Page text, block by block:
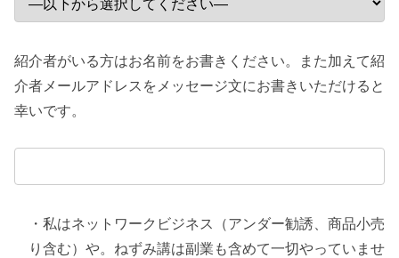
紹介者がいる方はお名前をお書きください。また加えて紹
介者メールアドレスをメッセージ文にお書きいただけると
幸いです。
・私はネットワークビジネス（アンダー勧誘、商品小売
り含む）や。ねずみ講は副業も含めて一切やっていませ